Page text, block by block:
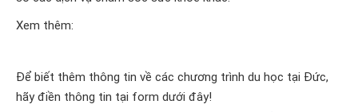
Xem thêm:
Để biết thêm thông tin về các chương trình du học tại Đức,
hãy điền thông tin tại form dưới đây!